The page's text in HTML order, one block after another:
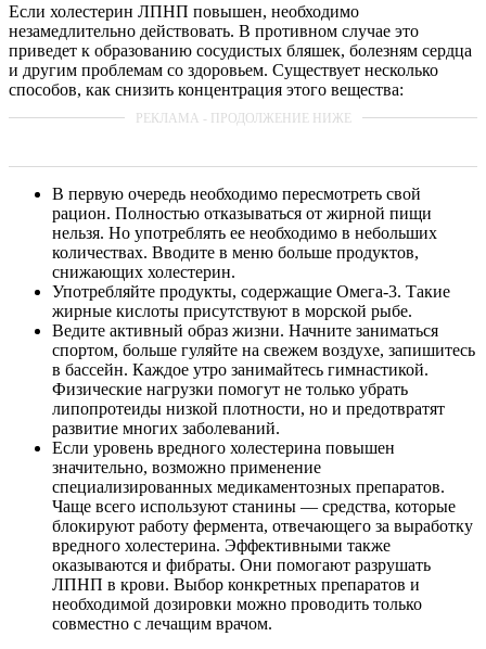
Если холестерин ЛПНП повышен, необходимо
незамедлительно действовать. В противном случае это
приведет к образованию сосудистых бляшек, болезням сердца
и другим проблемам со здоровьем. Существует несколько
способов, как снизить концентрация этого вещества:
В первую очередь необходимо пересмотреть свой
рацион. Полностью отказываться от жирной пищи
нельзя. Но употреблять ее необходимо в небольших
количествах. Вводите в меню больше продуктов,
снижающих холестерин.
Употребляйте продукты, содержащие Омега-3. Такие
жирные кислоты присутствуют в морской рыбе.
Ведите активный образ жизни. Начните заниматься
спортом, больше гуляйте на свежем воздухе, запишитесь
в бассейн. Каждое утро занимайтесь гимнастикой.
Физические нагрузки помогут не только убрать
липопротеиды низкой плотности, но и предотвратят
развитие многих заболеваний.
Если уровень вредного холестерина повышен
значительно, возможно применение
специализированных медикаментозных препаратов.
Чаще всего используют станины — средства, которые
блокируют работу фермента, отвечающего за выработку
вредного холестерина. Эффективными также
оказываются и фибраты. Они помогают разрушать
ЛПНП в крови. Выбор конкретных препаратов и
необходимой дозировки можно проводить только
совместно с лечащим врачом.